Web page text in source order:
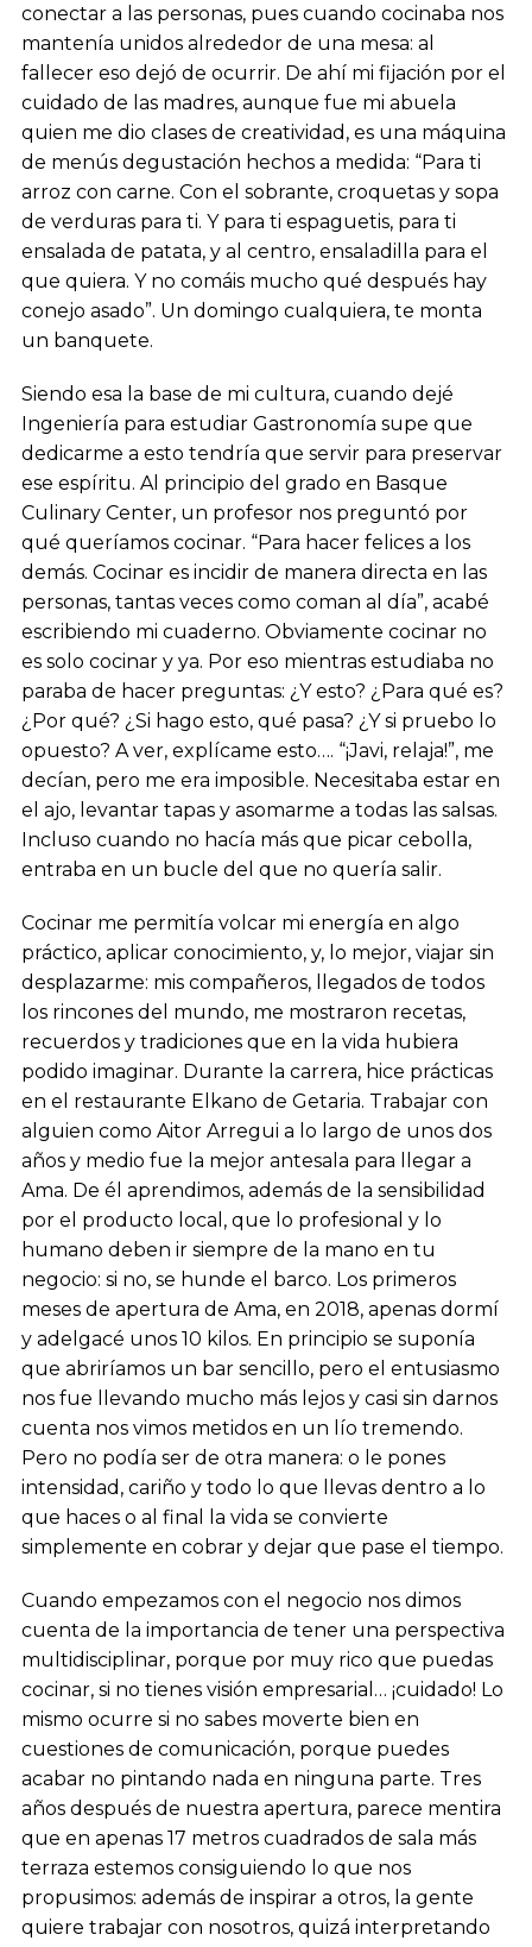
conectar a las personas, pues cuando cocinaba nos
mantenía unidos alrededor de una mesa: al
fallecer eso dejó de ocurrir. De ahí mi fijación por el
cuidado de las madres, aunque fue mi abuela
quien me dio clases de creatividad, es una máquina
de menús degustación hechos a medida: “Para ti
arroz con carne. Con el sobrante, croquetas y sopa
de verduras para ti. Y para ti espaguetis, para ti
ensalada de patata, y al centro, ensaladilla para el
que quiera. Y no comáis mucho qué después hay
conejo asado”. Un domingo cualquiera, te monta
un banquete.
Siendo esa la base de mi cultura, cuando dejé
Ingeniería para estudiar Gastronomía supe que
dedicarme a esto tendría que servir para preservar
ese espíritu. Al principio del grado en Basque
Culinary Center, un profesor nos preguntó por
qué queríamos cocinar. “Para hacer felices a los
demás. Cocinar es incidir de manera directa en las
personas, tantas veces como coman al día”, acabé
escribiendo mi cuaderno. Obviamente cocinar no
es solo cocinar y ya. Por eso mientras estudiaba no
paraba de hacer preguntas: ¿Y esto? ¿Para qué es?
¿Por qué? ¿Si hago esto, qué pasa? ¿Y si pruebo lo
opuesto? A ver, explícame esto…. “¡Javi, relaja!”, me
decían, pero me era imposible. Necesitaba estar en
el ajo, levantar tapas y asomarme a todas las salsas.
Incluso cuando no hacía más que picar cebolla,
entraba en un bucle del que no quería salir.
Cocinar me permitía volcar mi energía en algo
práctico, aplicar conocimiento, y, lo mejor, viajar sin
desplazarme: mis compañeros, llegados de todos
los rincones del mundo, me mostraron recetas,
recuerdos y tradiciones que en la vida hubiera
podido imaginar. Durante la carrera, hice prácticas
en el restaurante Elkano de Getaria. Trabajar con
alguien como Aitor Arregui a lo largo de unos dos
años y medio fue la mejor antesala para llegar a
Ama. De él aprendimos, además de la sensibilidad
por el producto local, que lo profesional y lo
humano deben ir siempre de la mano en tu
negocio: si no, se hunde el barco. Los primeros
meses de apertura de Ama, en 2018, apenas dormí
y adelgacé unos 10 kilos. En principio se suponía
que abriríamos un bar sencillo, pero el entusiasmo
nos fue llevando mucho más lejos y casi sin darnos
cuenta nos vimos metidos en un lío tremendo.
Pero no podía ser de otra manera: o le pones
intensidad, cariño y todo lo que llevas dentro a lo
que haces o al final la vida se convierte
simplemente en cobrar y dejar que pase el tiempo.
Cuando empezamos con el negocio nos dimos
cuenta de la importancia de tener una perspectiva
multidisciplinar, porque por muy rico que puedas
cocinar, si no tienes visión empresarial… ¡cuidado! Lo
mismo ocurre si no sabes moverte bien en
cuestiones de comunicación, porque puedes
acabar no pintando nada en ninguna parte. Tres
años después de nuestra apertura, parece mentira
que en apenas 17 metros cuadrados de sala más
terraza estemos consiguiendo lo que nos
propusimos: además de inspirar a otros, la gente
quiere trabajar con nosotros, quizá interpretando